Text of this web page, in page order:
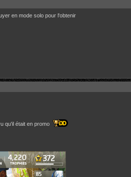
en mode solo pour l'obtenir
qu'il était en promo